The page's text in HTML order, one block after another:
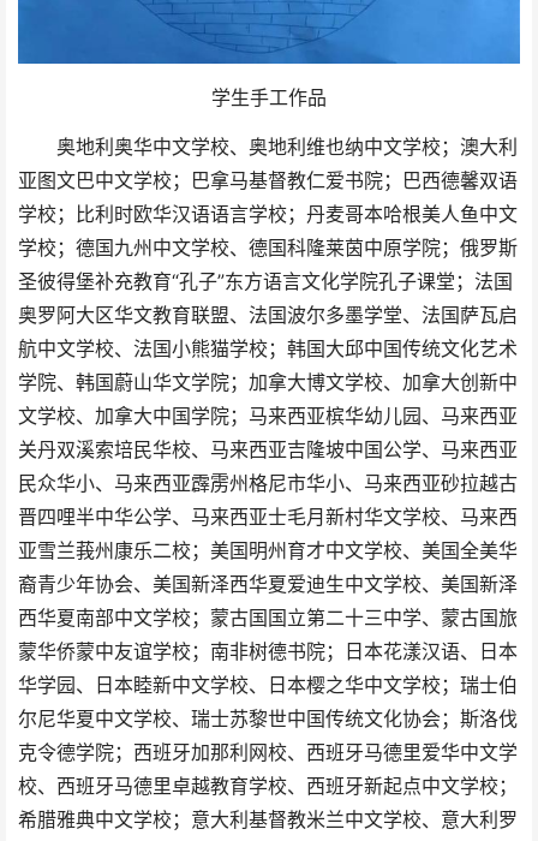
学生手工作品
奥地利奥华中文学校、奥地利维也纳中文学校；澳大利
亚图文巴中文学校；巴拿马基督教仁爱书院；巴西德馨双语
学校；比利时欧华汉语语言学校；丹麦哥本哈根美人鱼中文
学校；德国九州中文学校、德国科隆莱茵中原学院；俄罗斯
圣彼得堡补充教育“孔子”东方语言文化学院孔子课堂；法国
奥罗阿大区华文教育联盟、法国波尔多墨学堂、法国萨瓦启
航中文学校、法国小熊猫学校；韩国大邱中国传统文化艺术
学院、韩国蔚山华文学院；加拿大博文学校、加拿大创新中
文学校、加拿大中国学院；马来西亚槟华幼儿园、马来西亚
关丹双溪索培民华校、马来西亚吉隆坡中国公学、马来西亚
民众华小、马来西亚霹雳州格尼市华小、马来西亚砂拉越古
晋四哩半中华公学、马来西亚士毛月新村华文学校、马来西
亚雪兰莪州康乐二校；美国明州育才中文学校、美国全美华
裔青少年协会、美国新泽西华夏爱迪生中文学校、美国新泽
西华夏南部中文学校；蒙古国国立第二十三中学、蒙古国旅
蒙华侨蒙中友谊学校；南非树德书院；日本花漾汉语、日本
华学园、日本睦新中文学校、日本樱之华中文学校；瑞士伯
尔尼华夏中文学校、瑞士苏黎世中国传统文化协会；斯洛伐
克令德学院；西班牙加那利网校、西班牙马德里爱华中文学
校、西班牙马德里卓越教育学校、西班牙新起点中文学校；
希腊雅典中文学校；意大利基督教米兰中文学校、意大利罗